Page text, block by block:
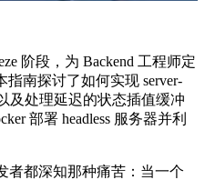
阶段，为 Backend 工程师定
南探讨了如何实现 server-
及处理延迟的状态插值缓冲
部署 headless 服务器并利
者都深知那种痛苦：当一个